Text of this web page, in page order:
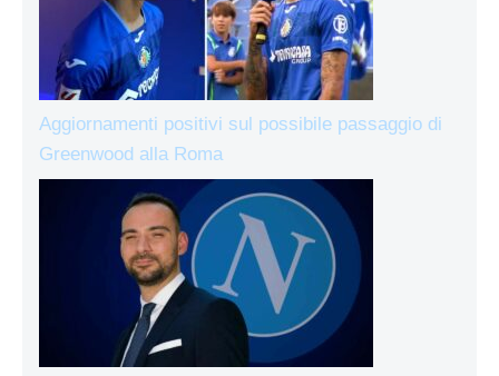
Aggiornamenti positivi sul possibile passaggio di
Greenwood alla Roma